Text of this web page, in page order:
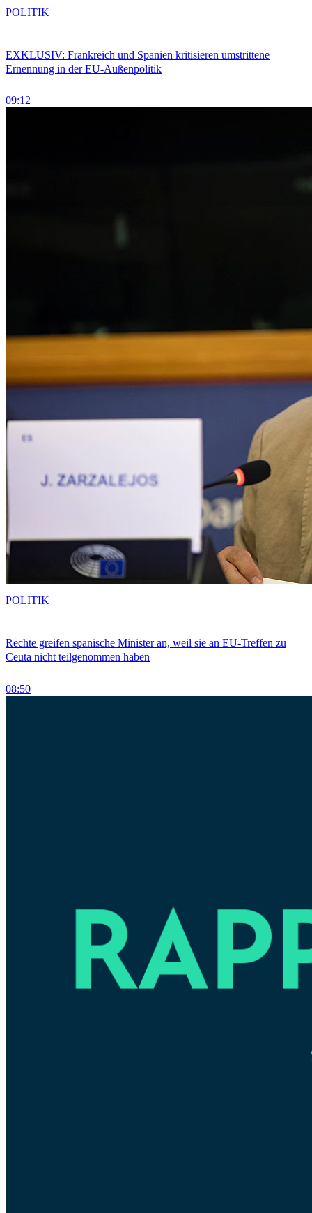
EXKLUSIV: Frankreich und Spanien kritisieren umstrittene
Ernennung in der EU-Außenpolitik
09:12
POLITIK
Rechte greifen spanische Minister an, weil sie an EU-Treffen zu
Ceuta nicht teilgenommen haben
08:50
POLITIK